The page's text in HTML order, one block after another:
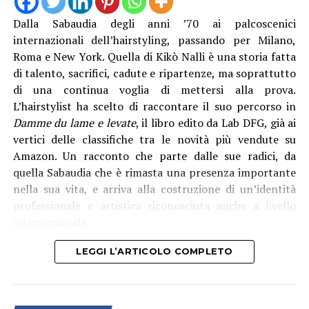
generale Natalino Corbo e il presidente del Consorzio di
Bonifica Lino Conti, erano presenti l’assessore regionale
all’Agricoltura Giancarlo Righini, il direttore generale di
Anbi Lazio Andrea Renna, il presidente della
commissione regionale attività produttive, Vittorio
Sambucci e il sindaco di Terracina Francesco Giannetti.
Dalla Sabaudia degli anni ’70 ai palcoscenici
internazionali dell’hairstyling, passando per Milano,
Roma e New York. Quella di Kikò Nalli è una storia fatta
di talento, sacrifici, cadute e ripartenze, ma soprattutto
di una continua voglia di mettersi alla prova.
L’hairstylist ha scelto di raccontare il suo percorso in
Damme du lame e levate, il libro edito da Lab DFG, già ai
vertici delle classifiche tra le novità più vendute su
Amazon. Un racconto che parte dalle sue radici, da
quella Sabaudia che è rimasta una presenza importante
nella sua vita, e arriva alla costruzione di un’identità
professionale e artistica riconosciuta anche a livello
LEGGI L’ARTICOLO COMPLETO